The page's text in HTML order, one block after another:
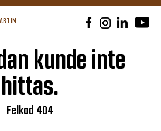
kunde inte
hittas.
Felkod 404